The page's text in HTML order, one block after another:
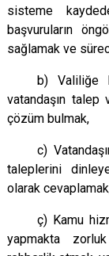
sisteme
başvuruların
sağlamak ve
b) Valiliğe
vatandaşın
çözüm bulmak,
c)
taleplerini
olarak
ç) Kamu
yapmakta